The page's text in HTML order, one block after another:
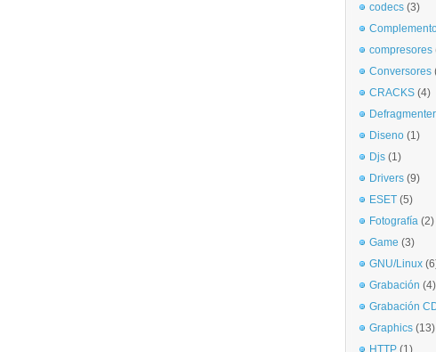
codecs (3)
compresores
Conversores
CRACKS (4)
Defragmenter
Diseno (1)
Djs (1)
Drivers (9)
ESET (5)
Fotografía (2)
Game (3)
GNU/Linux
Grabación (4)
Grabación
Graphics (13)
HTTP (1)